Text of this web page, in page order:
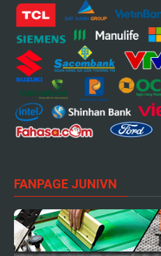
FANPAGE JUNIVN